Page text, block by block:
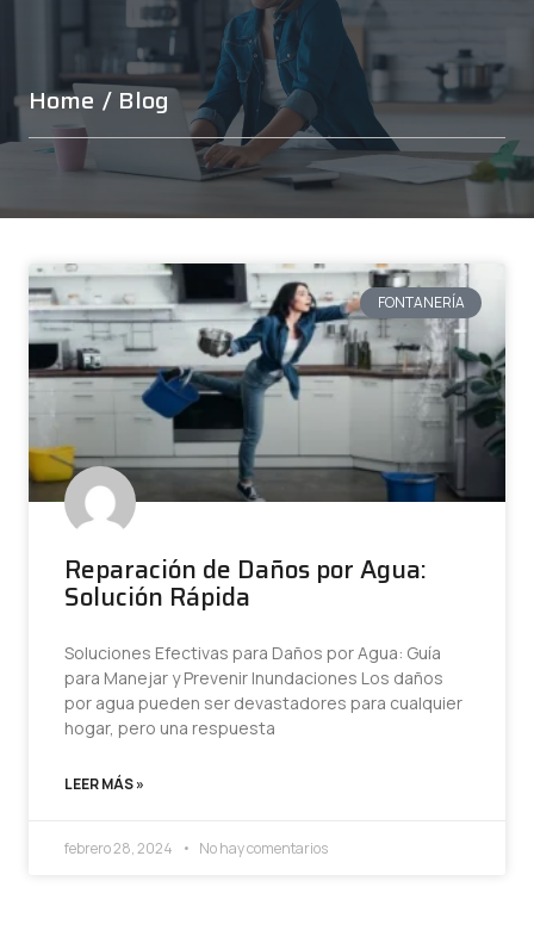
Home / Blog
FONTANERÍA
Reparación de Daños por Agua:
Solución Rápida
Soluciones Efectivas para Daños por Agua: Guía
para Manejar y Prevenir Inundaciones Los daños
por agua pueden ser devastadores para cualquier
hogar, pero una respuesta
LEER MÁS »
febrero 28, 2024 No hay comentarios